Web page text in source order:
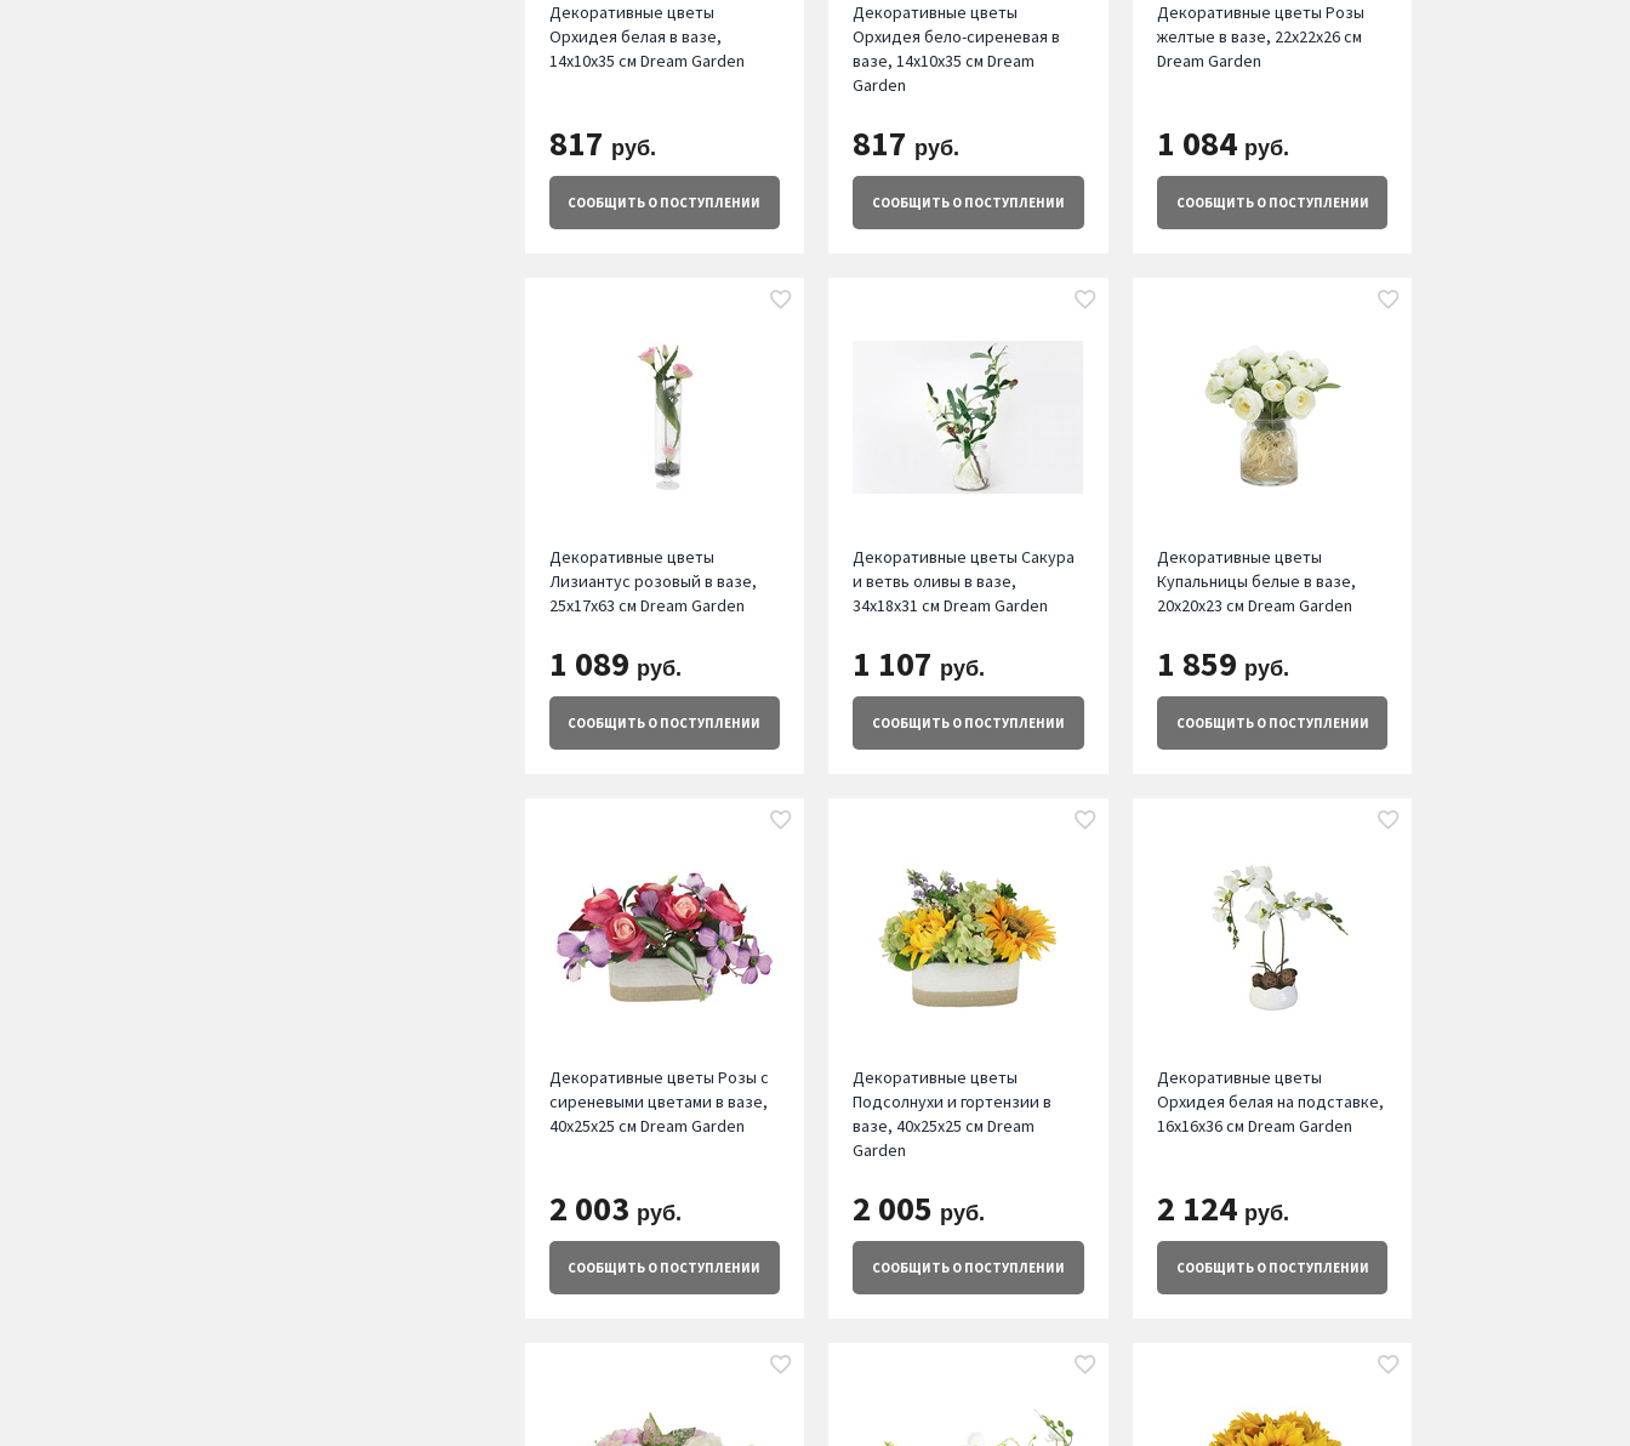
Декоративные цветы
Орхидея белая в вазе,
14х10х35 см Dream Garden
817 руб.
СООБЩИТЬ О ПОСТУПЛЕНИИ
Декоративные цветы
Орхидея бело-сиреневая в
вазе, 14х10х35 см Dream
Garden
817 руб.
СООБЩИТЬО ПОСТУПЛЕНИИ
Декоративные цветы Розы
желтые в вазе, 22х22х26 см
Dream Garden
1 084 руб.
СООБЩИТЬО ПОСТУПЛЕНИИ
Декоративные цветы
Лизиантус розовый в вазе,
25х17х63 см Dream Garden
1 089 руб.
СООБЩИТЬ О ПОСТУПЛЕНИИ
Декоративные цветы Сакура
и ветвь оливы в вазе,
34х18х31 см Dream Garden
1 107 руб.
СООБЩИТЬО ПОСТУПЛЕНИИ
Декоративные цветы
Купальницы белые в вазе,
20х20х23 см Dream Garden
1 859 руб.
СООБЩИТЬО ПОСТУПЛЕНИИ
Декоративные цветы Розы с
сиреневыми цветами в вазе,
40х25х25 см Dream Garden
2 003 руб.
СООБЩИТЬ О ПОСТУПЛЕНИИ
Декоративные цветы
Подсолнухи и гортензии в
вазе, 40х25х25 см Dream
Garden
2 005 руб.
СООБЩИТЬО ПОСТУПЛЕНИИ
Декоративные цветы
Орхидея белая на подставке,
16х16х36 см Dream Garden
2 124 руб.
СООБЩИТЬО ПОСТУПЛЕНИИ